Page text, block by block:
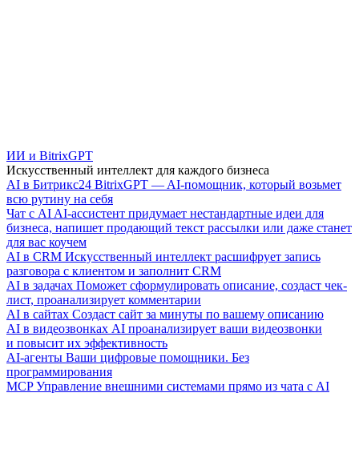
ИИ и BitrixGPT
Искусственный интеллект для каждого бизнеса
AI в Битрикс24 BitrixGPT — AI-помощник, который возьмет
всю рутину на себя
Чат с AI AI-ассистент придумает нестандартные идеи для
бизнеса, напишет продающий текст рассылки или даже станет
для вас коучем
AI в CRM Искусственный интеллект расшифрует запись
разговора с клиентом и заполнит CRM
AI в задачах Поможет сформулировать описание, создаст чек-
лист, проанализирует комментарии
AI в сайтах Создаст сайт за минуты по вашему описанию
AI в видеозвонках AI проанализирует ваши видеозвонки
и повысит их эффективность
AI-агенты Ваши цифровые помощники. Без
программирования
MCP Управление внешними системами прямо из чата с AI